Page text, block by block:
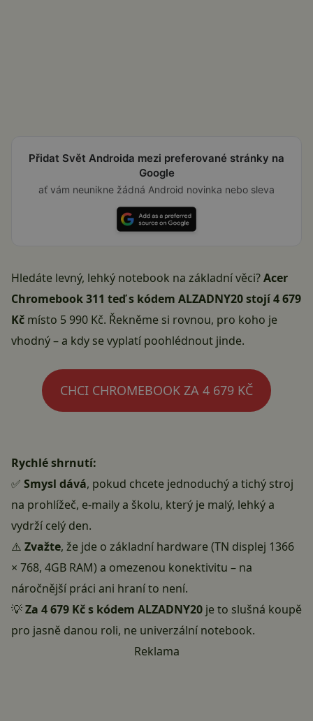
Přidat Svět Androida mezi preferované stránky na
Google
ať vám neunikne žádná Android novinka nebo sleva
Hledáte levný, lehký notebook na základní věci?Acer
Chromebook 311 teď s kódem ALZADNY20 stojí 4 679
Kč místo 5 990 Kč. Řekněme si rovnou, pro koho je
vhodný – a kdy se vyplatí poohlédnout jinde.
CHCI CHROMEBOOK ZA 4 679 KČ
Rychlé shrnutí:
✅ Smysl dává, pokud chcete jednoduchý a tichý stroj
na prohlížeč, e-maily a školu, který je malý, lehký a
vydrží celý den.
⚠️ Zvažte, že jde o základní hardware (TN displej 1366
× 768, 4GB RAM) a omezenou konektivitu – na
náročnější práci ani hraní to není.
💡Za 4 679 Kč s kódem ALZADNY20 je to slušná koupě
pro jasně danou roli, ne univerzální notebook.
Reklama